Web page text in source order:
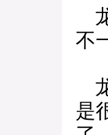
不
是